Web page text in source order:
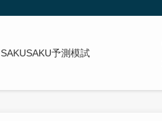
SAKUSAKU予測模試